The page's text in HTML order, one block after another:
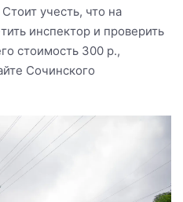
учесть, что на
инспектор и проверить
стоимость 300 р.,
Сочинского